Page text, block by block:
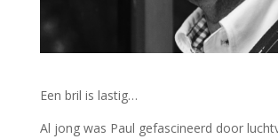
Een bril is lastig…
Al jong was Paul gefascineerd door